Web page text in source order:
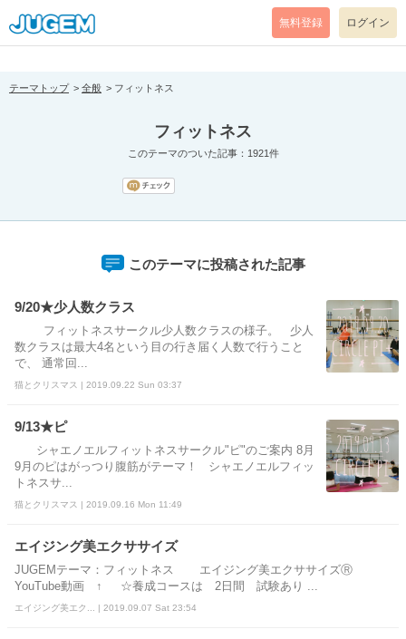
[pear_error: message="Success" code=0 mode=return level=notice
prefix="" info=""]
無料登録 ログイン
テーマトップ 全般 フィットネス
フィットネス
このテーマのついた記事：1921件
このテーマに投稿された記事
9/20★少人数クラス
フィットネスサークル少人数クラスの様子。 少人
数クラスは最大4名という目の行き届く人数で行うこと
で、 通常回...
猫とクリスマス | 2019.09.22 Sun 03:37
9/13★ピ
シャエノエルフィットネスサークル"ピ"のご案内 8月
9月のピはがっつり腹筋がテーマ！ シャエノエルフィッ
トネスサ...
猫とクリスマス | 2019.09.16 Mon 11:49
エイジング美エクササイズ
JUGEMテーマ：フィットネス エイジング美エクササイズⓇ
YouTube動画 ↑ ☆養成コースは 2日間 試験あり ...
エイジング美エク... | 2019.09.07 Sat 23:54